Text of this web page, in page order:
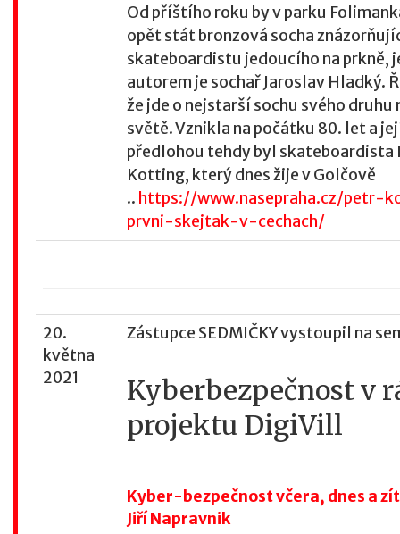
Od příštího roku by v parku
opět stát bronzová socha
skateboardistu jedoucího na prkně,
autorem je sochař Jaroslav Hladký.
že jde o nejstarší sochu svého druhu
světě. Vznikla na počátku 80. let a
předlohou tehdy byl skateboardista
Kotting, který dnes žije v Golčově
.. https://www.nasepraha.cz/petr-
prvni-skejtak-v-cechach/
20.
května
2021
Zástupce SEDMIČKY vystoupil na
Kyberbezpečnost v
projektu DigiVill
Kyber-bezpečnost včera, dnes a
Jiří Napravnik